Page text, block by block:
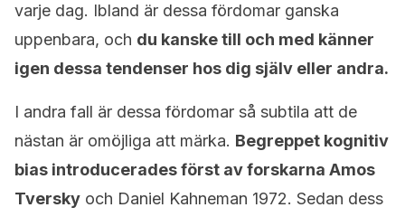
varje dag. Ibland är dessa fördomar ganska
uppenbara, och du kanske till och med känner
igen dessa tendenser hos dig själv eller andra.
I andra fall är dessa fördomar så subtila att de
nästan är omöjliga att märka. Begreppet kognitiv
bias introducerades först av forskarna Amos
Tversky och Daniel Kahneman 1972. Sedan dess